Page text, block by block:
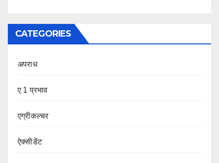
CATEGORIES
अपराध
ए 1 प्रभाव
एग्रीकल्चर
ऐक्सीडेंट